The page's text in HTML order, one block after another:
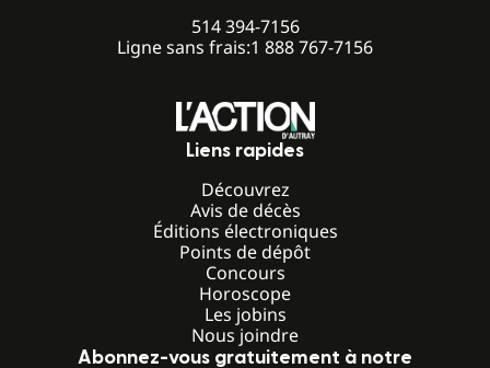
514 394-7156
Ligne sans frais:1 888 767-7156
Liens rapides
Découvrez
Avis de décès
Éditions électroniques
Points de dépôt
Concours
Horoscope
Les jobins
Nous joindre
Abonnez-vous gratuitement à notre